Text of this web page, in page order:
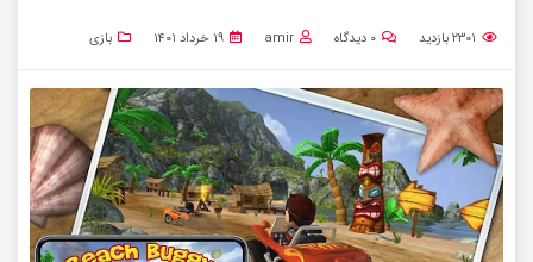
۲۳۰۱بازدید ۰ دیدگاه amir ۱۹ خرداد ۱۴۰۱ بازی